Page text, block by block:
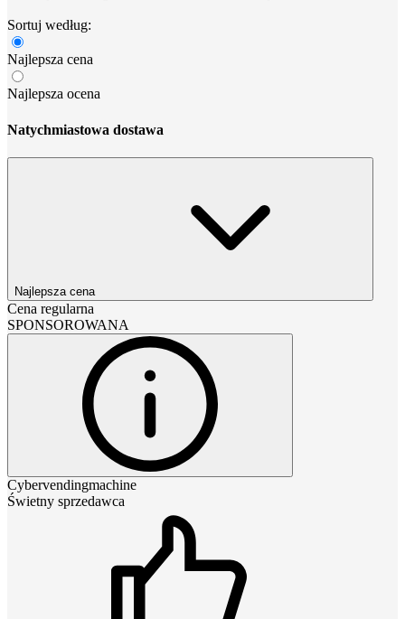
Sortuj według:
Najlepsza cena
Najlepsza ocena
Natychmiastowa dostawa
Najlepsza cena
Cena regularna
SPONSOROWANA
Cybervendingmachine
Świetny sprzedawca